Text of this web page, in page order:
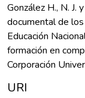
González H., N. J.
documental de
Educación
formación en
Corporación
URI